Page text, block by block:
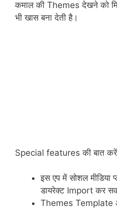
कमाल की Themes देखने को
भी खास बना देती है।
Special features की बात करें
इस एप में सोशल मीडिया
डायरेक्ट Import कर
Themes Template